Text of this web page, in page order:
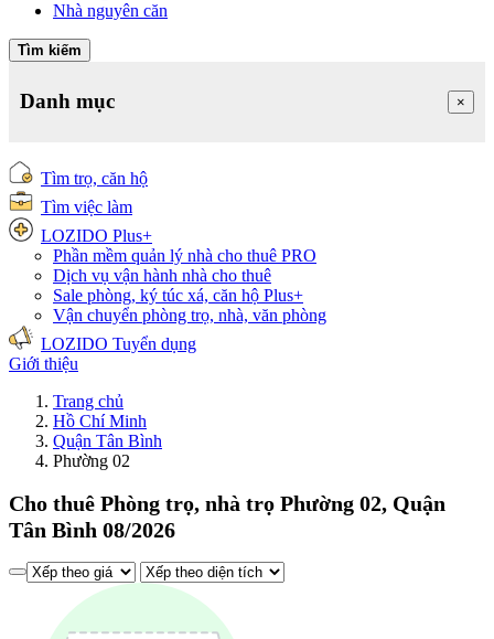
Nhà nguyên căn
Tìm kiếm
Danh mục ×
Tìm trọ, căn hộ
Tìm việc làm
LOZIDO Plus+
Phần mềm quản lý nhà cho thuê PRO
Dịch vụ vận hành nhà cho thuê
Sale phòng, ký túc xá, căn hộ Plus+
Vận chuyển phòng trọ, nhà, văn phòng
LOZIDO Tuyển dụng
Giới thiệu
Trang chủ
Hồ Chí Minh
Quận Tân Bình
Phường 02
Cho thuê Phòng trọ, nhà trọ Phường 02, Quận
Tân Bình 08/2026